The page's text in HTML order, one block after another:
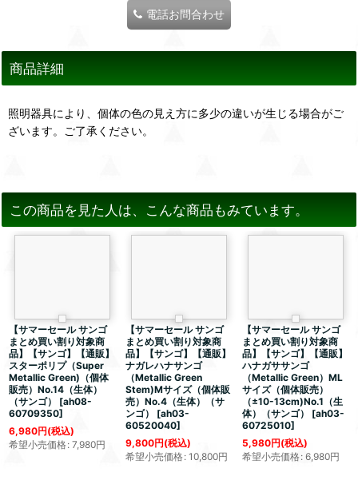
電話お問合わせ
商品詳細
照明器具により、個体の色の見え方に多少の違いが生じる場合がご
ざいます。ご了承ください。
この商品を見た人は、こんな商品もみています。
【サマーセール サンゴ
まとめ買い割り対象商
品】【サンゴ】【通販】
スターポリプ（Super
Metallic Green)（個体
販売）No.14（生体）
（サンゴ）
[ah08-
60709350]
6,980円(税込)
希望小売価格: 7,980円
【サマーセール サンゴ
まとめ買い割り対象商
品】【サンゴ】【通販】
ナガレハナサンゴ
（Metallic Green
Stem)Mサイズ（個体販
売）No.4（生体）（サ
ンゴ）
[ah03-
60520040]
9,800円(税込)
希望小売価格: 10,800円
【サマーセール サンゴ
まとめ買い割り対象商
品】【サンゴ】【通販】
ハナガササンゴ
（Metallic Green）ML
サイズ（個体販売）
（±10-13cm)No.1（生
体）（サンゴ）
[ah03-
60725010]
5,980円(税込)
希望小売価格 : 6,980円